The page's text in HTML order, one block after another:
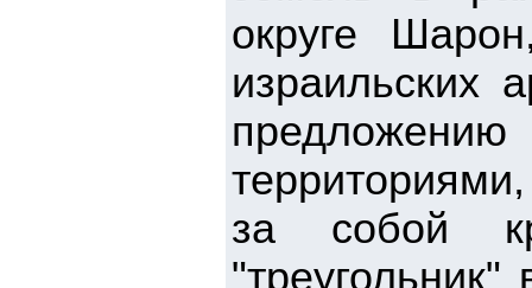
округе
израильских
за собой